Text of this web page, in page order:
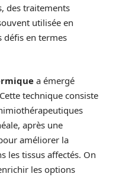
des traitements
utilisée en
défis en termes
a émergé
technique consiste
après une
améliorer la
les tissus affectés. On
les options